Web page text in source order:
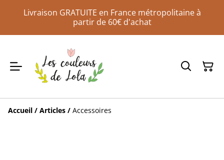
Livraison GRATUITE en France métropolitaine à
partir de 60€ d'achat
Accueil / Articles / Accessoires